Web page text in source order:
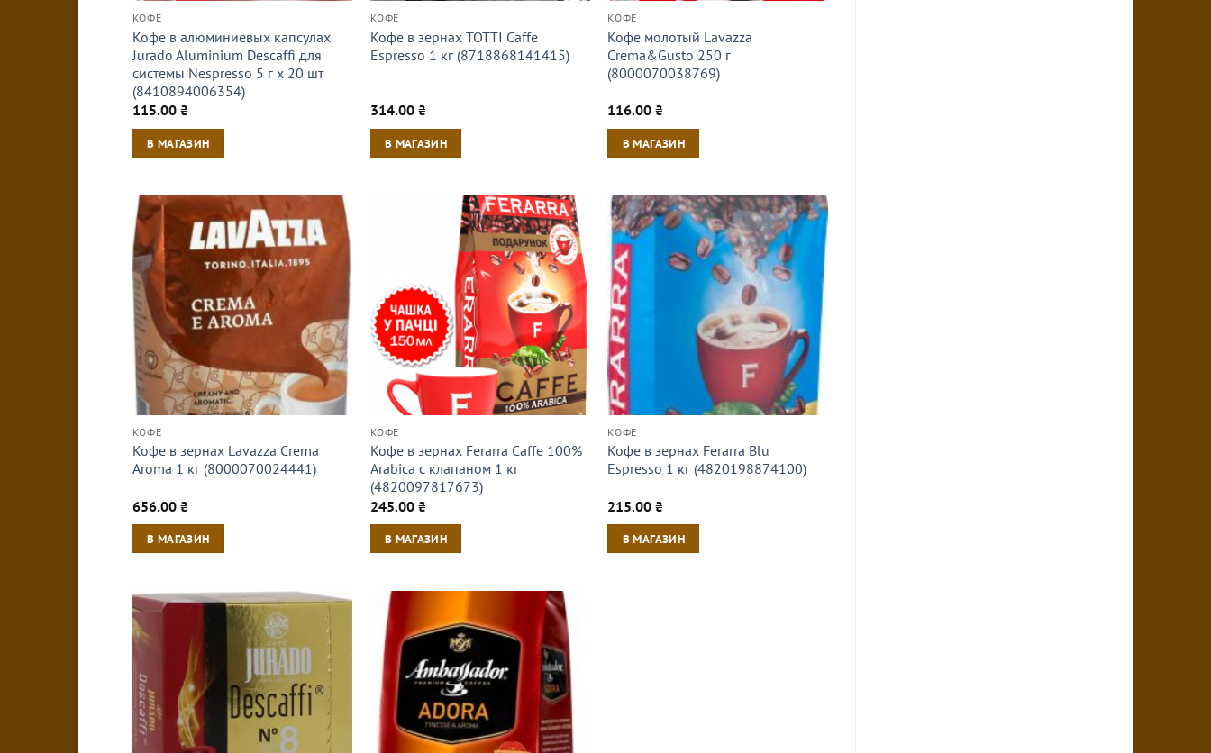
КОФЕ
Кофе в алюминиевых капсулах
Jurado Aluminium Descaffi для
системы Nespresso 5 г х 20 шт
(8410894006354)
115.00 ₴
В МАГАЗИН
КОФЕ
Кофе в зернах TOTTI Caffe
Espresso 1 кг (8718868141415)
314.00 ₴
В МАГАЗИН
КОФЕ
Кофе молотый Lavazza
Crema&Gusto 250 г
(8000070038769)
116.00₴
В МАГАЗИН
КОФЕ
Кофе в зернах Lavazza Crema
Aroma 1 кг (8000070024441)
656.00 ₴
В МАГАЗИН
КОФЕ
Кофе в зернах Ferarra Caffe 100%
Arabica с клапаном 1 кг
(4820097817673)
245.00 ₴
В МАГАЗИН
КОФЕ
Кофе в зернах Ferarra Blu
Espresso 1 кг (4820198874100)
215.00₴
В МАГАЗИН